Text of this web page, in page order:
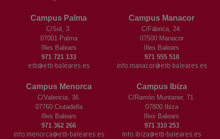
Campus Palma
C/Sol, 3.
07001 Palma
Illes Balears
971 721 133
etb@etb-baleares.es
Campus Manacor
C/Fábrica, 24.
07500 Manacor
Illes Balears
971 555 518
info.manacor@etb-baleares.es
Campus Menorca
C/Valencia, 36.
07760 Ciutadella
Illes Balears
971 362 266
info.menorca@etb-baleares.es
Campus Ibiza
C/Ramón Muntaner, 71.
07800 Ibiza
Illes Balears
971 310 253
info.ibiza@etb-baleares.es